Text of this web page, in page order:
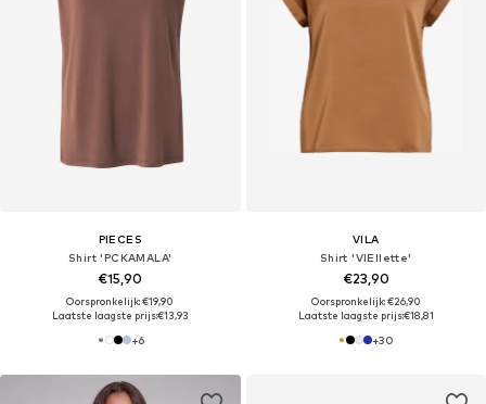
PIECES
Shirt 'PCKAMALA'
€15,90
Oorspronkelijk: €19,90
Laatste laagste prijs:€13,93
+6
VILA
Shirt 'VIEllette'
€23,90
Oorspronkelijk: €26,90
Laatste laagste prijs:€18,81
+30